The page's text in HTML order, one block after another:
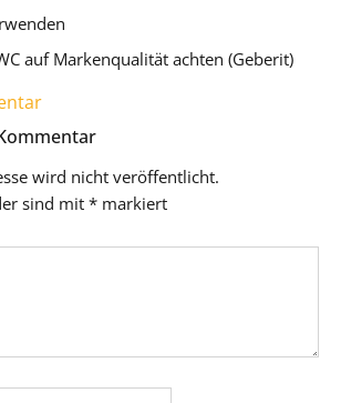
auf Markenqualität achten (Geberit)
wird nicht veröffentlicht.
sind mit * markiert